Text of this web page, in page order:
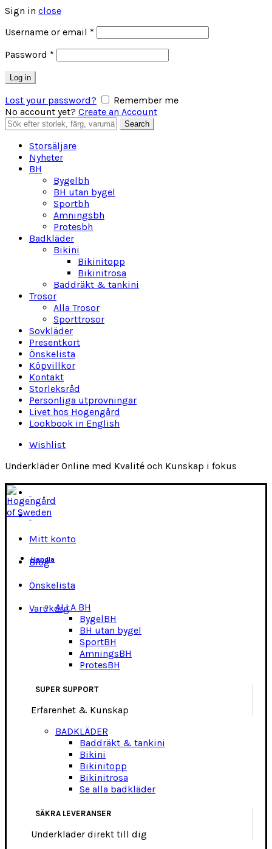
Sign in close
Username or email *
Password *
Log in
Lost your password?
Remember me
No account yet? Create an Account
Search
for:
Search
Storsäljare
Nyheter
BH
Bygelbh
BH utan bygel
Sportbh
Amningsbh
Protesbh
Badkläder
Bikini
Bikinitopp
Bikinitrosa
Baddräkt & tankini
Trosor
Alla Trosor
Sporttrosor
Sovkläder
Presentkort
Önskelista
Köpvillkor
Kontakt
Storleksråd
Personliga utprovningar
Livet hos Hogengård
Lookbook in English
Wishlist
Underkläder Online med Kvalité och Kunskap i fokus
Mitt konto
Blog
Önskelista
Varukorg
Handla
ALLA BH
BygelBH
BH utan bygel
SportBH
AmningsBH
ProtesBH
SUPER SUPPORT
Erfarenhet & Kunskap
BADKLÄDER
Baddräkt & tankini
Bikini
Bikinitopp
Bikinitrosa
Se alla badkläder
SÄKRA LEVERANSER
Underkläder direkt till dig